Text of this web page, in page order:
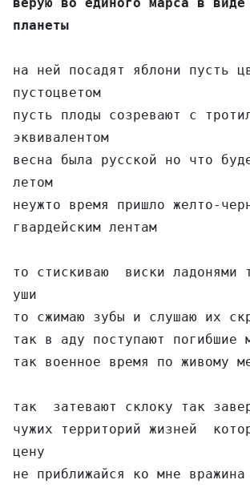
планеты
на ней посадят яблони пусть
пустоцветом
пусть плоды созревают с
эквивалентом
весна была русской но что
летом
неужто время пришло желто-
гвардейским лентам
то стискиваю  виски ладонями
уши
то сжимаю зубы и слушаю их
так в аду поступают погибшие
так военное время по живому
так  затевают склоку так
чужих территорий жизней
цену
не приближайся ко мне